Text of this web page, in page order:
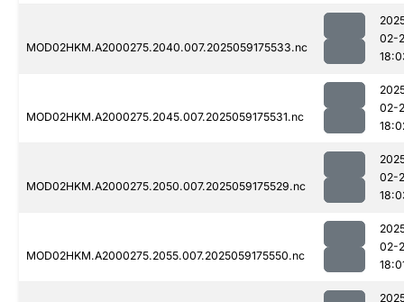
MOD02HKM.A2000275.2040.007.2025059175533.nc
02-
MOD02HKM.A2000275.2045.007.2025059175531.nc
02-
MOD02HKM.A2000275.2050.007.2025059175529.nc
02-
MOD02HKM.A2000275.2055.007.2025059175550.nc
02-